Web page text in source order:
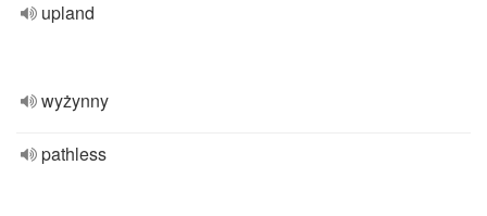
upland
wyżynny
pathless